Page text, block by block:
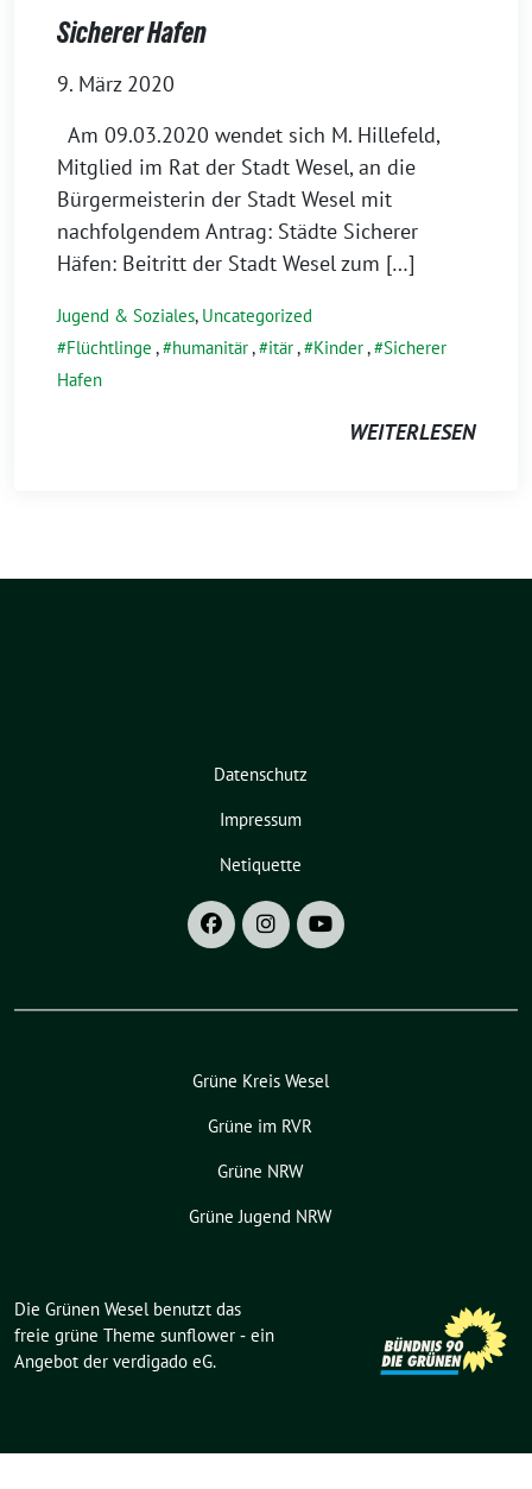
Sicherer Hafen
9. März 2020
Am 09.03.2020 wendet sich M. Hillefeld,
Mitglied im Rat der Stadt Wesel, an die
Bürgermeisterin der Stadt Wesel mit
nachfolgendem Antrag: Städte Sicherer
Häfen: Beitritt der Stadt Wesel zum […]
Jugend & Soziales, Uncategorized
Flüchtlinge , humanitär, itär, Kinder, Sicherer
Hafen
WEITERLESEN
Datenschutz
Impressum
Netiquette
Grüne Kreis Wesel
Grüne im RVR
Grüne NRW
Grüne Jugend NRW
Die Grünen Wesel benutzt das
freie grüne Theme sunflower ‐ ein
Angebot der verdigado eG.